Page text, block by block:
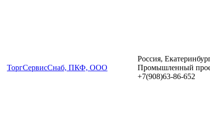
ТоргСервисСнаб, ПКФ, ООО
Россия,
Промышленный
+7(908)63-86-652